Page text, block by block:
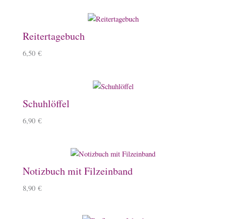
Reitertagebuch
6,50 €
Schuhlöffel
6,90 €
Notizbuch mit Filzeinband
8,90 €